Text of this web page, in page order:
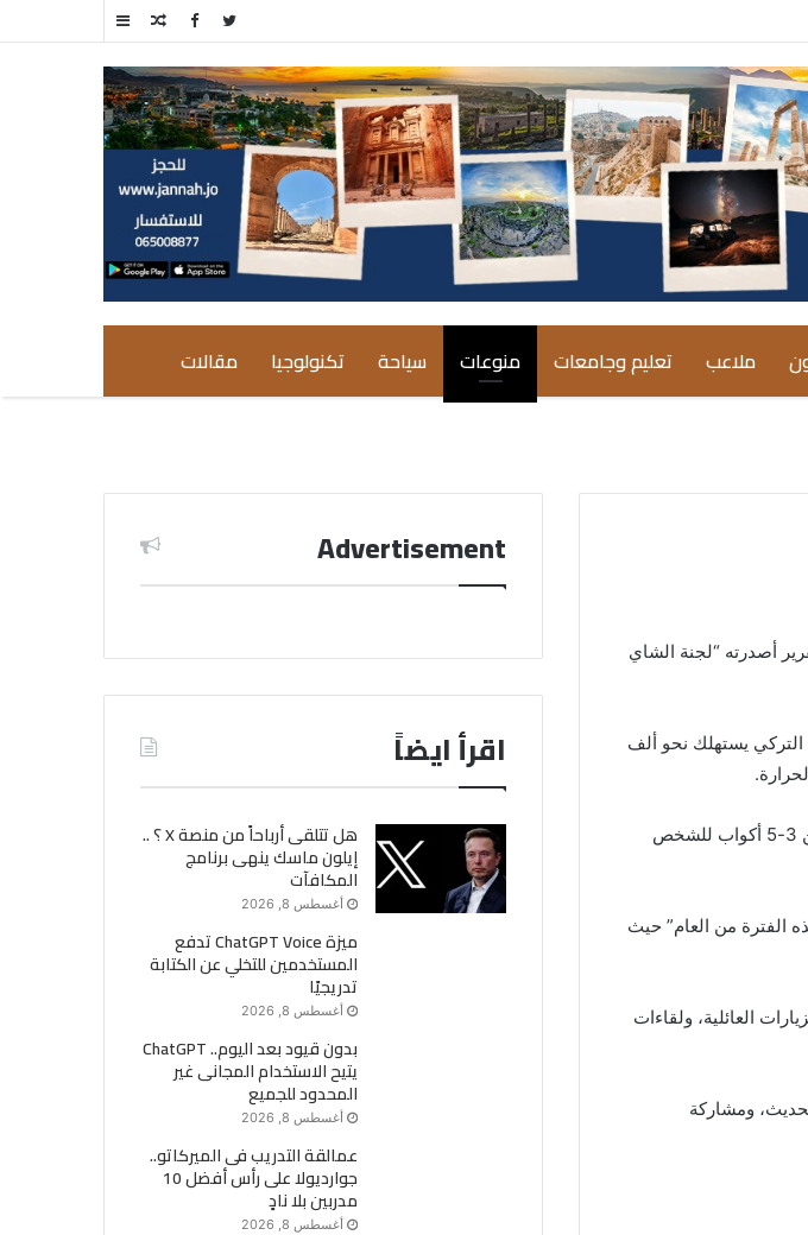
إضافة
جانبي
مقال
ملاعب تعليم وجامعات منوعات سياحة تكنولوجيا مقالات
وقد أفاد تقرير أصدرته “لجنة الشاي
يستهلك نحو ألف
وقال في حديث لوكالة “الأناضول، إن “الأتراك يستهلكون الشاي بكثرة، والمعدل اليومي بين 3-5 أكواب للشخص
الفترة من العام” حيث
العائلية، ولقاءات
ومشاركة
Advertisement
اقرأ ايضاً
هل تتلقى أرباحاً من منصة X ؟ ..
إيلون ماسك ينهى برنامج
المكافآت
أغسطس 8, 2026
ميزة ChatGPT Voice تدفع
المستخدمين للتخلي عن الكتابة
تدريجيًا
أغسطس 8, 2026
بدون قيود بعد اليوم.. ChatGPT
يتيح الاستخدام المجانى غير
المحدود للجميع
أغسطس 8, 2026
عمالقة التدريب فى الميركاتو..
جوارديولا على رأس أفضل 10
مدربين بلا نادٍ
أغسطس 8, 2026